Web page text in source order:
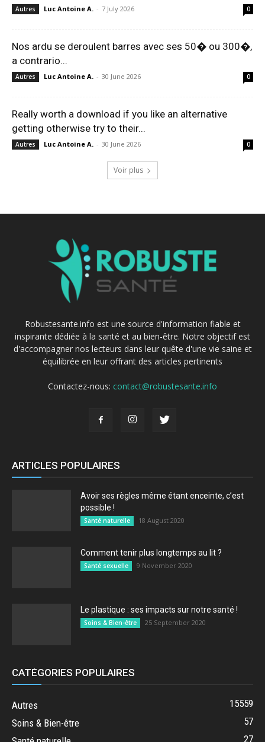
Autres Luc Antoine A. - 7 July 2026 0
Nos ardu se deroulent barres avec ses 50� ou 300�,
a contrario...
Autres Luc Antoine A. - 30 June 2026 0
Really worth a download if you like an alternative
getting otherwise try to their...
Autres Luc Antoine A. - 30 June 2026 0
Voir plus
Robustesante.info est une source d'information fiable et
inspirante dédiée à la santé et au bien-être. Notre objectif est
d'accompagner nos lecteurs dans leur quête d'une vie saine et
équilibrée en leur offrant des articles pertinents
Contactez-nous: contact@robustesante.info
ARTICLES POPULAIRES
Avoir ses règles même étant enceinte, c’est
possible !
Santé naturelle 18 August 2020
Comment tenir plus longtemps au lit ?
Santé sexuelle 9 November 2020
Le plastique : ses impacts sur notre santé !
Soins & Bien-être 25 September 2020
CATÉGORIES POPULAIRES
Autres
15559
Soins & Bien-être
57
27